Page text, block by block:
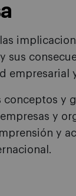
sus
empresarial
conceptos y
y
y